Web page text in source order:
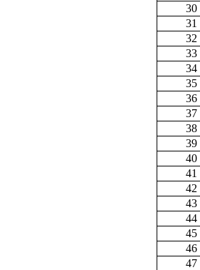
30
31
32
33
34
35
36
37
38
39
40
41
42
43
44
45
46
47